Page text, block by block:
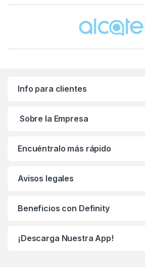
Brands Carousel
Info para clientes
Sobre la Empresa
Encuéntralo más rápido
Avisos legales
Beneficios con Definity
¡Descarga Nuestra App!